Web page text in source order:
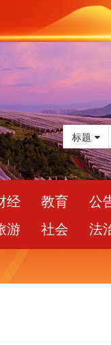
标题
经 教育
公
游
社会 法